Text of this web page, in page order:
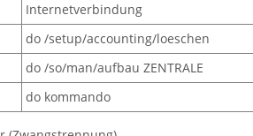
Internetverbindung
do /setup/accounting/loeschen
do /so/man/aufbau ZENTRALE
do kommando